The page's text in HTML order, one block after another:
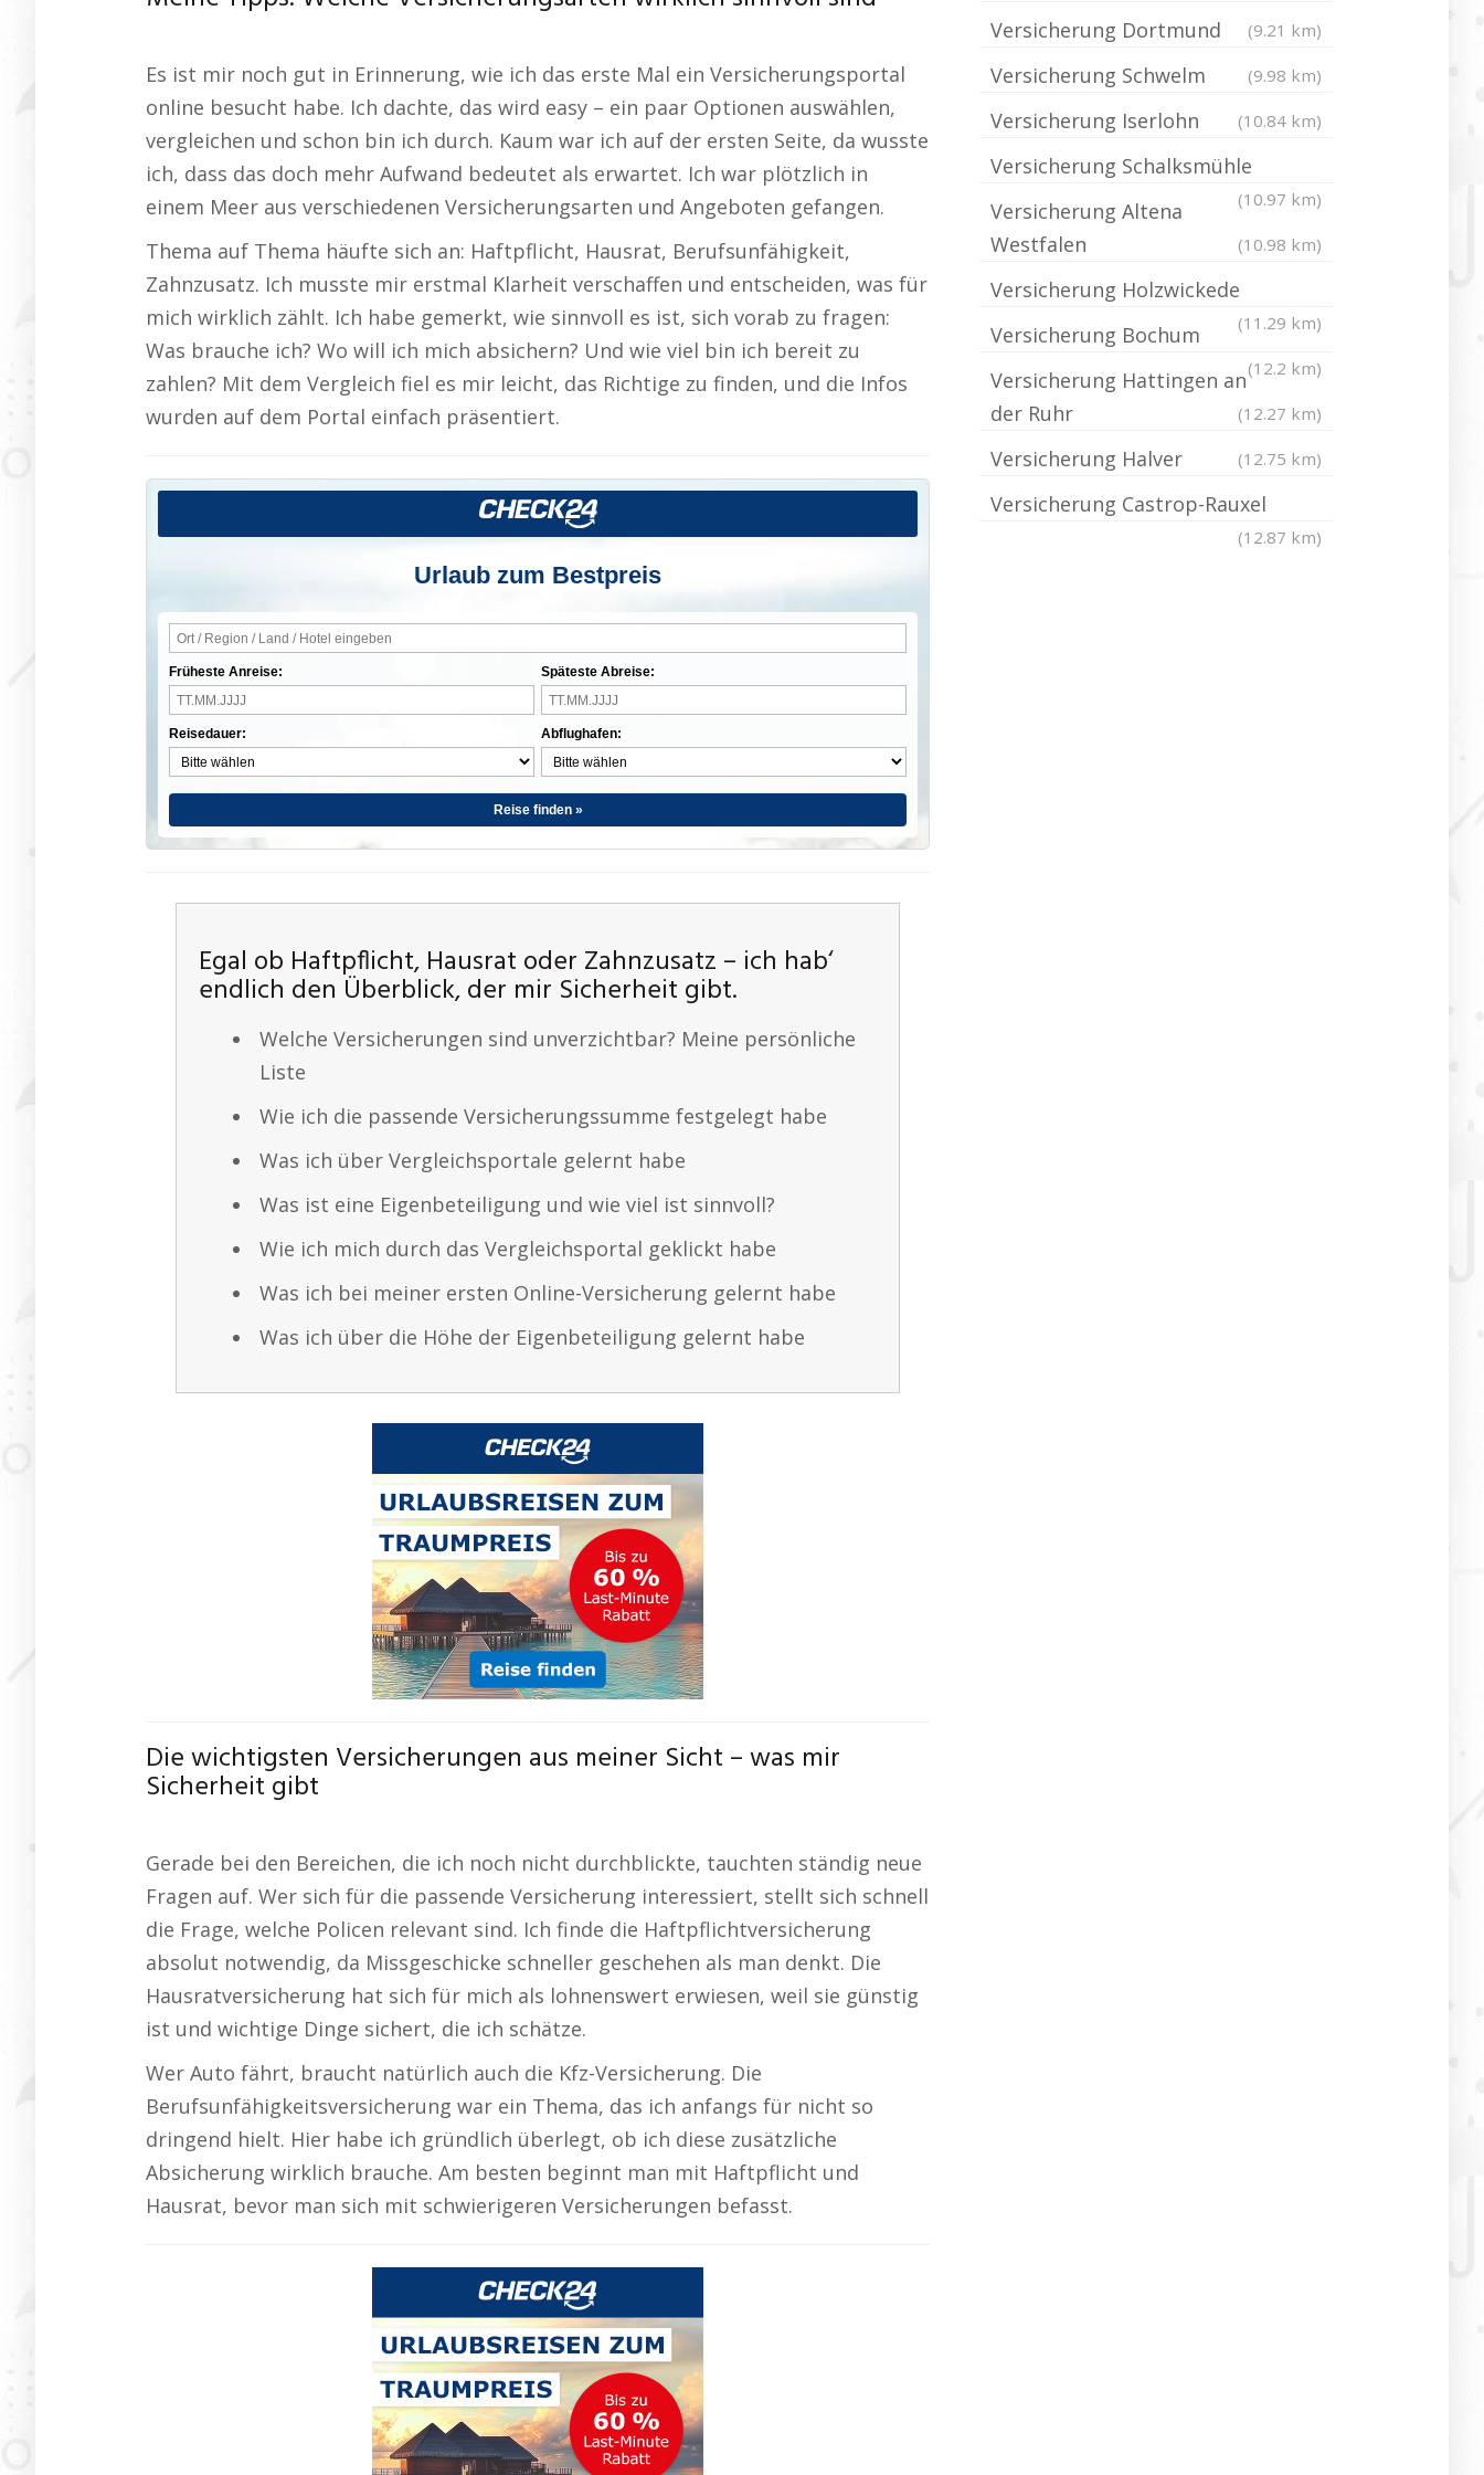
Es ist mir noch gut in Erinnerung, wie ich das erste Mal ein Versicherungsportal
online besucht habe. Ich dachte, das wird easy – ein paar Optionen auswählen,
vergleichen und schon bin ich durch. Kaum war ich auf der ersten Seite, da wusste
ich, dass das doch mehr Aufwand bedeutet als erwartet. Ich war plötzlich in
einem Meer aus verschiedenen Versicherungsarten und Angeboten gefangen.
Thema auf Thema häufte sich an: Haftpflicht, Hausrat, Berufsunfähigkeit,
Zahnzusatz. Ich musste mir erstmal Klarheit verschaffen und entscheiden, was für
mich wirklich zählt. Ich habe gemerkt, wie sinnvoll es ist, sich vorab zu fragen:
Was brauche ich? Wo will ich mich absichern? Und wie viel bin ich bereit zu
zahlen? Mit dem Vergleich fiel es mir leicht, das Richtige zu finden, und die Infos
wurden auf dem Portal einfach präsentiert.
Urlaub zum Bestpreis
Früheste Anreise:
Reisedauer:
Späteste Abreise:
Abflughafen:
Reise finden »
Egal ob Haftpflicht, Hausrat oder Zahnzusatz – ich hab‘
endlich den Überblick, der mir Sicherheit gibt.
Welche Versicherungen sind unverzichtbar? Meine persönliche
Liste
Wie ich die passende Versicherungssumme festgelegt habe
Was ich über Vergleichsportale gelernt habe
Was ist eine Eigenbeteiligung und wie viel ist sinnvoll?
Wie ich mich durch das Vergleichsportal geklickt habe
Was ich bei meiner ersten Online-Versicherung gelernt habe
Was ich über die Höhe der Eigenbeteiligung gelernt habe
Die wichtigsten Versicherungen aus meiner Sicht – was mir
Sicherheit gibt
Gerade bei den Bereichen, die ich noch nicht durchblickte, tauchten ständig neue
Fragen auf. Wer sich für die passende Versicherung interessiert, stellt sich schnell
die Frage, welche Policen relevant sind. Ich finde die Haftpflichtversicherung
absolut notwendig, da Missgeschicke schneller geschehen als man denkt. Die
Hausratversicherung hat sich für mich als lohnenswert erwiesen, weil sie günstig
ist und wichtige Dinge sichert, die ich schätze.
Wer Auto fährt, braucht natürlich auch die Kfz-Versicherung. Die
Berufsunfähigkeitsversicherung war ein Thema, das ich anfangs für nicht so
dringend hielt. Hier habe ich gründlich überlegt, ob ich diese zusätzliche
Absicherung wirklich brauche. Am besten beginnt man mit Haftpflicht und
Hausrat, bevor man sich mit schwierigeren Versicherungen befasst.
Versicherung Dortmund (9.21 km)
Versicherung Schwelm (9.98 km)
Versicherung Iserlohn (10.84 km)
Versicherung Schalksmühle
(10.97 km)
Versicherung Altena
Westfalen
(10.98 km)
Versicherung Holzwickede
(11.29 km)
Versicherung Bochum
(12.2 km)
Versicherung Hattingen an
der Ruhr
(12.27 km)
Versicherung Halver (12.75 km)
Versicherung Castrop-Rauxel
(12.87 km)